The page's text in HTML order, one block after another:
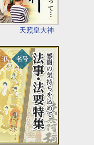
天照皇大神